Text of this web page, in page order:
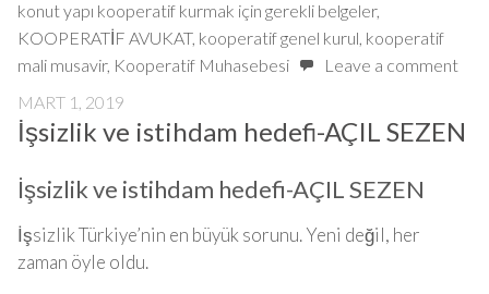
konut yapı kooperatif kurmak için gerekli belgeler,
KOOPERATİF AVUKAT, kooperatif genel kurul, kooperatif
mali musavir, Kooperatif Muhasebesi
Leave a comment
MART 1, 2019
İşsizlik ve istihdam hedefi-AÇIL SEZEN
İşsizlik ve istihdam hedefi-AÇIL SEZEN
İşsizlik Türkiye’nin en büyük sorunu. Yeni değil, her
zaman öyle oldu.